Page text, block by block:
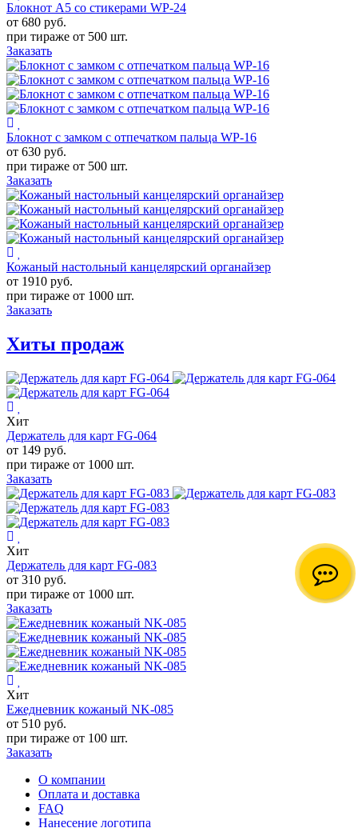
Блокнот А5 со стикерами WP-24
от 680 руб.
при тираже от 500 шт.
Заказать
Блокнот с замком с отпечатком пальца WP-16
от 630 руб.
при тираже от 500 шт.
Заказать
Кожаный настольный канцелярский органайзер
от 1910 руб.
при тираже от 1000 шт.
Заказать
Хиты продаж
Хит
Держатель для карт FG-064
от 149 руб.
при тираже от 1000 шт.
Заказать
Хит
Держатель для карт FG-083
от 310 руб.
при тираже от 1000 шт.
Заказать
Хит
Ежедневник кожаный NK-085
от 510 руб.
при тираже от 100 шт.
Заказать
О компании
Оплата и доставка
FAQ
Нанесение логотипа